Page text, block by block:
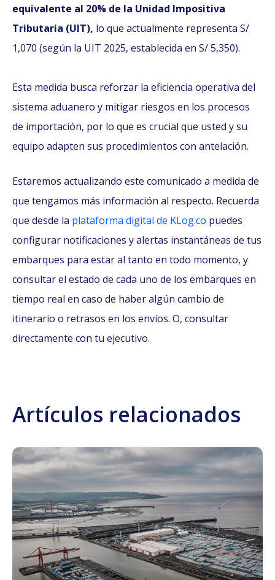
equivalente al 20% de la Unidad Impositiva
Tributaria (UIT), lo que actualmente representa S/
1,070 (según la UIT 2025, establecida en S/ 5,350).
Esta medida busca reforzar la eficiencia operativa del
sistema aduanero y mitigar riesgos en los procesos
de importación, por lo que es crucial que usted y su
equipo adapten sus procedimientos con antelación.
Estaremos actualizando este comunicado a medida de
que tengamos más información al respecto. Recuerda
que desde la plataforma digital de KLog.co puedes
configurar notificaciones y alertas instantáneas de tus
embarques para estar al tanto en todo momento, y
consultar el estado de cada uno de los embarques en
tiempo real en caso de haber algún cambio de
itinerario o retrasos en los envíos. O, consultar
directamente con tu ejecutivo.
Artículos relacionados